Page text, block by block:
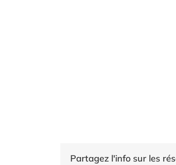
Partagez l'info sur les